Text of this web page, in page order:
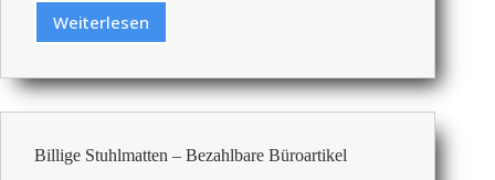
Weiterlesen
Die
Fußstützen
Unter
50
Billige Stuhlmatten – Bezahlbare Büroartikel